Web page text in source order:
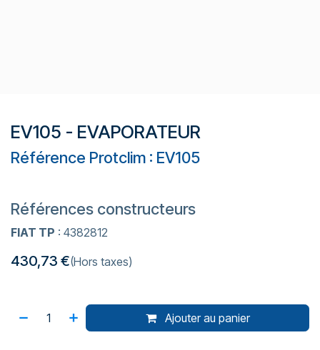
EV105 - EVAPORATEUR
Référence Protclim : EV105
Références constructeurs
FIAT TP : 4382812
430,73 €(Hors taxes)
Ajouter au panier